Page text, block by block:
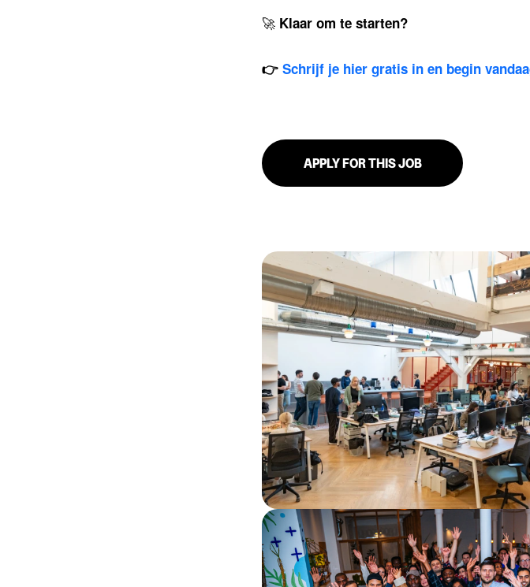
🚀 Klaar om te starten?
👉 Schrijf je hier gratis in en begin
APPLY FOR THIS JOB